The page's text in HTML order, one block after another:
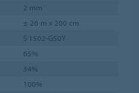
2 mm
± 26 m x 200 cm
S 1502-G50Y
65%
34%
100%